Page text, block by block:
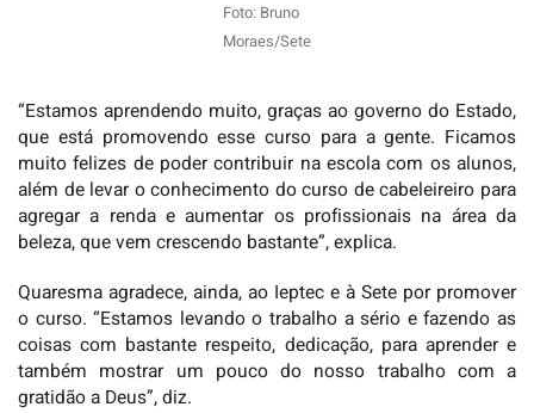
Foto: Bruno
Moraes/Sete
“Estamos aprendendo muito, graças ao governo do Estado,
que está promovendo esse curso para a gente. Ficamos
muito felizes de poder contribuir na escola com os alunos,
além de levar o conhecimento do curso de cabeleireiro para
agregar a renda e aumentar os profissionais na área da
beleza, que vem crescendo bastante”, explica.
Quaresma agradece, ainda, ao Ieptec e à Sete por promover
o curso. “Estamos levando o trabalho a sério e fazendo as
coisas com bastante respeito, dedicação, para aprender e
também mostrar um pouco do nosso trabalho com a
gratidão a Deus”, diz.